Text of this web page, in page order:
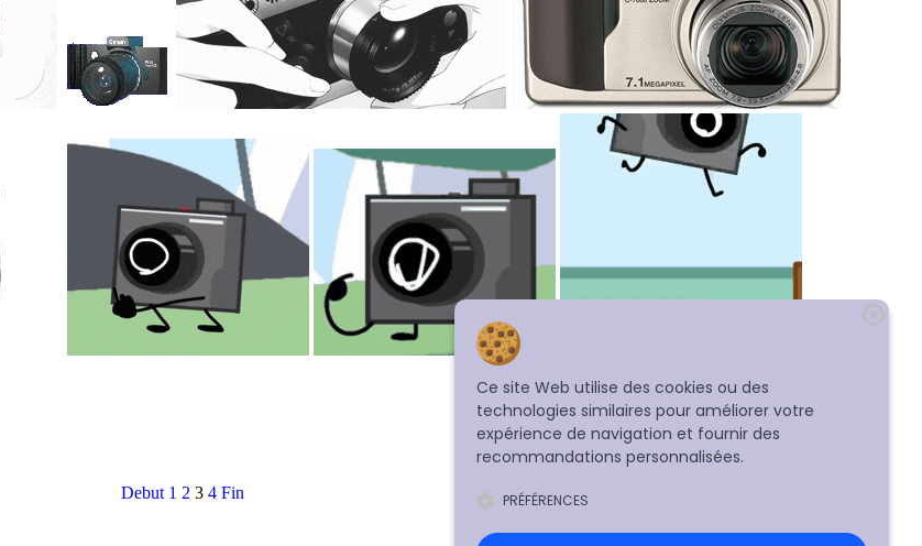
Debut 1 2 3 4 Fin
Ce site Web utilise des cookies ou des
technologies similaires pour améliorer votre
expérience de navigation et fournir des
recommandations personnalisées.
PRÉFÉRENCES